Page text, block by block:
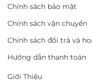
Chính sách bảo mật
Chính sách vận chuyển
Chính sách đổi trả và
Hướng dẫn thanh toán
Giới Thiệu